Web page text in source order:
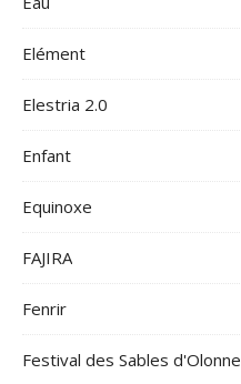
Elément
Elestria 2.0
Enfant
Equinoxe
FAJIRA
Fenrir
Festival des Sables d'Olonne